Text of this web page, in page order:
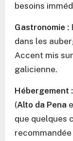
besoins
Gastronomie :
dans les
Accent mis
galicienne.
Hébergement :
(Alto da Pena
que quelques